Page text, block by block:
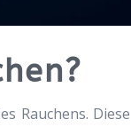
Rauchens. Diese